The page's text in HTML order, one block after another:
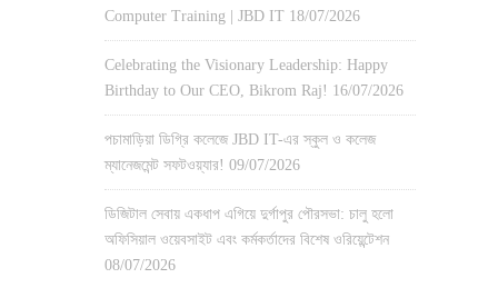
Computer Training | JBD IT 18/07/2026
Celebrating the Visionary Leadership: Happy
Birthday to Our CEO, Bikrom Raj! 16/07/2026
পচামাড়িয়া ডিগ্রি কলেজে JBD IT-এর স্কুল ও কলেজ
ম্যানেজমেন্ট সফটওয়্যার! 09/07/2026
ডিজিটাল সেবায় একধাপ এগিয়ে দুর্গাপুর পৌরসভা: চালু হলো
অফিসিয়াল ওয়েবসাইট এবং কর্মকর্তাদের বিশেষ ওরিয়েন্টেশন
08/07/2026